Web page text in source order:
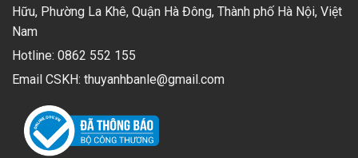
Hữu, Phường La Khê, Quận Hà Đông, Thành phố Hà Nội, Việt
Nam
Hotline: 0862 552 155
Email CSKH: thuyanhbanle@gmail.com